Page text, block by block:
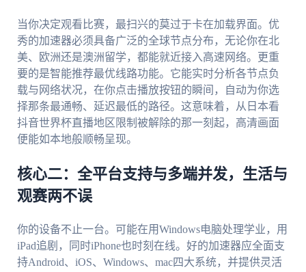
当你决定观看比赛，最扫兴的莫过于卡在加载界面。优
秀的加速器必须具备广泛的全球节点分布，无论你在北
美、欧洲还是澳洲留学，都能就近接入高速网络。更重
要的是智能推荐最优线路功能。它能实时分析各节点负
载与网络状况，在你点击播放按钮的瞬间，自动为你选
择那条最通畅、延迟最低的路径。这意味着，从日本看
抖音世界杯直播地区限制被解除的那一刻起，高清画面
便能如本地般顺畅呈现。
核心二：全平台支持与多端并发，生活与
观赛两不误
你的设备不止一台。可能在用Windows电脑处理学业，用
iPad追剧，同时iPhone也时刻在线。好的加速器应全面支
持Android、iOS、Windows、mac四大系统，并提供灵活